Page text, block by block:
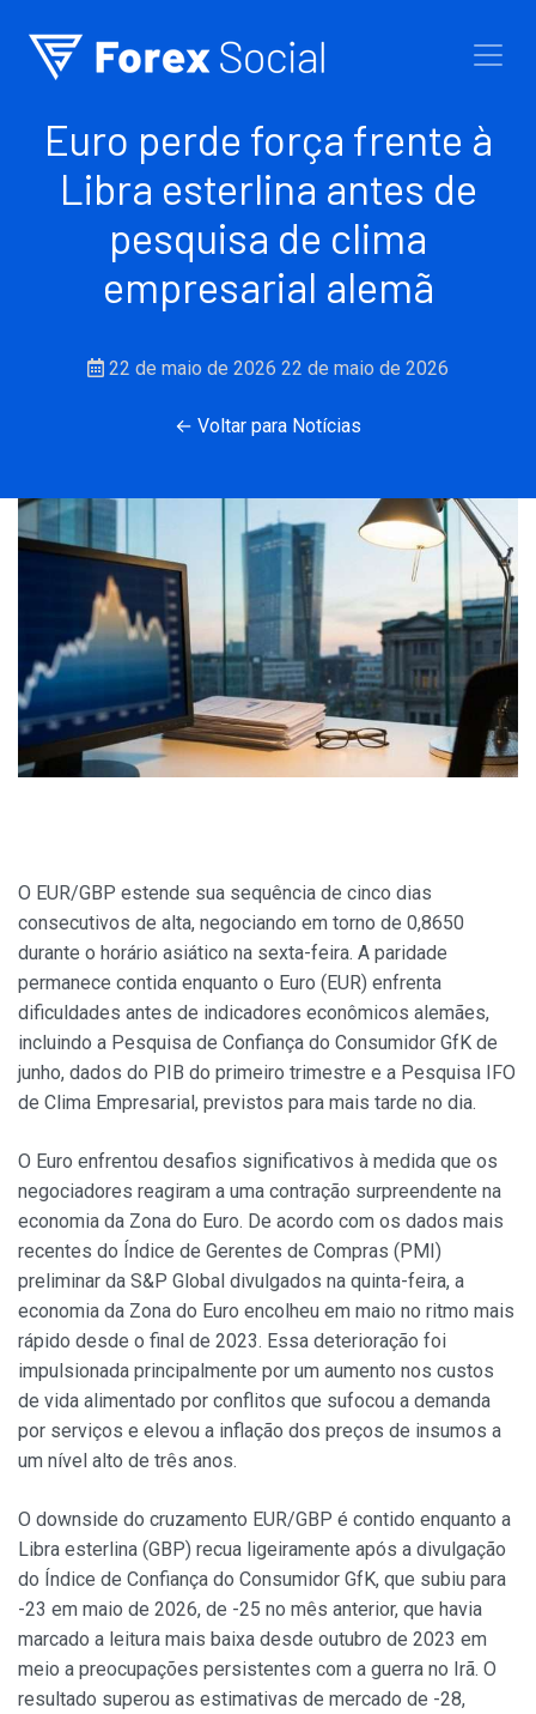
Euro perde força frente à
Libra esterlina antes de
pesquisa de clima
empresarial alemã
22 de maio de 2026 22 de maio de 2026
← Voltar para Notícias
O EUR/GBP estende sua sequência de cinco dias
consecutivos de alta, negociando em torno de 0,8650
durante o horário asiático na sexta-feira. A paridade
permanece contida enquanto o Euro (EUR) enfrenta
dificuldades antes de indicadores econômicos alemães,
incluindo a Pesquisa de Confiança do Consumidor GfK de
junho, dados do PIB do primeiro trimestre e a Pesquisa IFO
de Clima Empresarial, previstos para mais tarde no dia.
O Euro enfrentou desafios significativos à medida que os
negociadores reagiram a uma contração surpreendente na
economia da Zona do Euro. De acordo com os dados mais
recentes do Índice de Gerentes de Compras (PMI)
preliminar da S&P Global divulgados na quinta-feira, a
economia da Zona do Euro encolheu em maio no ritmo mais
rápido desde o final de 2023. Essa deterioração foi
impulsionada principalmente por um aumento nos custos
de vida alimentado por conflitos que sufocou a demanda
por serviços e elevou a inflação dos preços de insumos a
um nível alto de três anos.
O downside do cruzamento EUR/GBP é contido enquanto a
Libra esterlina (GBP) recua ligeiramente após a divulgação
do Índice de Confiança do Consumidor GfK, que subiu para
-23 em maio de 2026, de -25 no mês anterior, que havia
marcado a leitura mais baixa desde outubro de 2023 em
meio a preocupações persistentes com a guerra no Irã. O
resultado superou as estimativas de mercado de -28,